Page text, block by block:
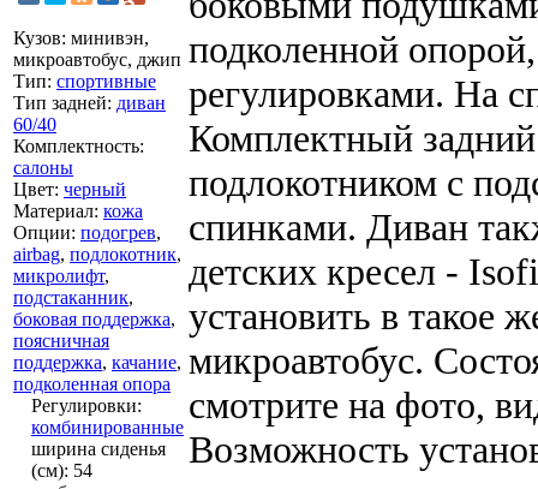
Кузов: минивэн,
микроавтобус, джип
Тип: спортивные
Тип задней: диван
60/40
Комплектность:
салоны
Цвет: черный
Материал: кожа
Опции: подогрев,
airbag, подлокотник,
микролифт,
подстаканник,
боковая поддержка,
поясничная
поддержка, качание,
подколенная опора
Регулировки:
комбинированные
ширина сиденья
(см): 54
подколенной
регулировками. На
Комплектный
подлокотником с
спинками. Диван
детских кресел -
установить в такое
микроавтобус.
смотрите на фото,
Возможность